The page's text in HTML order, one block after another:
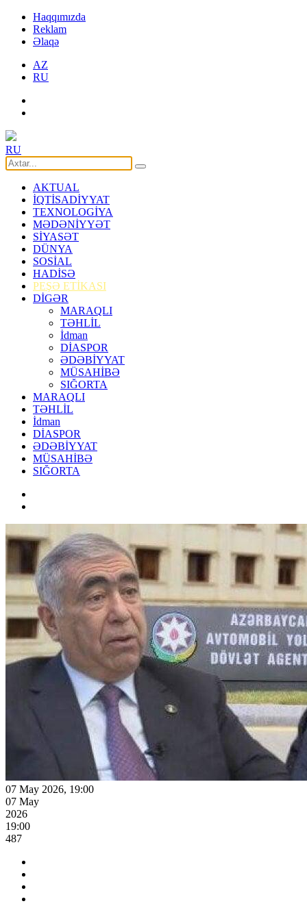
Haqqımızda
Reklam
Əlaqə
AZ
RU
RU
AKTUAL
İQTİSADİYYAT
TEXNOLOGİYA
MƏDƏNİYYƏT
SİYASƏT
DÜNYA
SOSİAL
HADİSƏ
PEŞƏ ETİKASI
DİGƏR
MARAQLI
TƏHLİL
İdman
DİASPOR
ƏDƏBİYYAT
MÜSAHİBƏ
SIĞORTA
MARAQLI
TƏHLİL
İdman
DİASPOR
ƏDƏBİYYAT
MÜSAHİBƏ
SIĞORTA
07 May 2026, 19:00
07 May
2026
19:00
487